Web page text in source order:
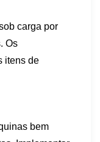
carga por
Os
itens de
bem